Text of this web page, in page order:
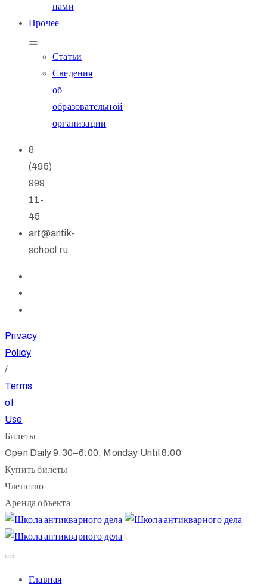
нами
Прочее
Статьи
Сведения
об
образовательной
организации
8
(495)
999
11-
45
art@antik-
school.ru
Privacy
Policy
/
Terms
of
Use
Билеты
Open Daily 9:30–6:00, Monday Until 8:00
Купить билеты
Членство
Аренда объекта
Главная